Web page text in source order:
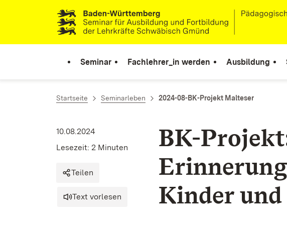
Zum Inhalt springen
Link zur Startseite
Seminar Fachlehrer_in werden Ausbildung
Startseite Seminarleben 2024-08-BK-Projekt Malteser
BK-
Kinder
10.08.2024
Lesezeit: 2 Minuten
Teilen
Text vorlesen